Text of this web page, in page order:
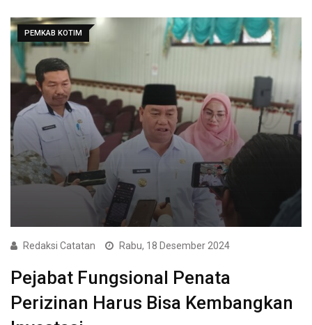
PEMKAB KOTIM
Redaksi Catatan Rabu, 18 Desember 2024
Pejabat Fungsional Penata
Perizinan Harus Bisa Kembangkan